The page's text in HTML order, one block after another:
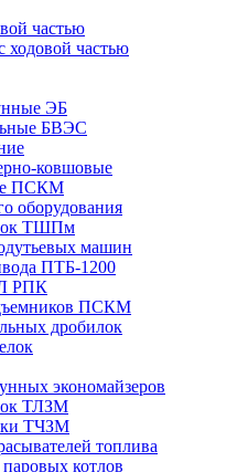
частью
частью
ЭБ
БВЭС
ковшовые
ПСКМ
оборудования
ТШПм
машин
ПТБ-1200
РПК
ПСКМ
дробилок
экономайзеров
ТЛЗМ
ТЧЗМ
топлива
котлов